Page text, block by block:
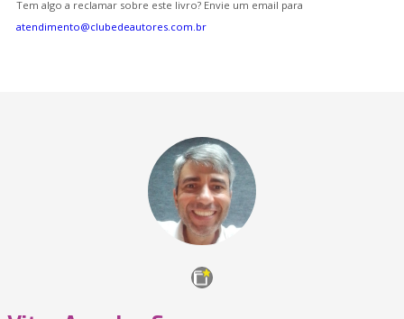
Tem algo a reclamar sobre este livro? Envie um email para
atendimento@clubedeautores.com.br